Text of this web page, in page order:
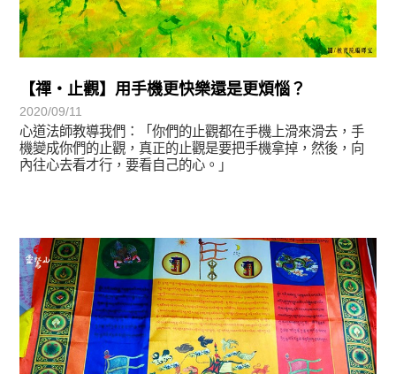
【禪‧止觀】用手機更快樂還是更煩惱？
2020/09/11
心道法師教導我們：「你們的止觀都在手機上滑來滑去，手
機變成你們的止觀，真正的止觀是要把手機拿掉，然後，向
內往心去看才行，要看自己的心。」
初轉法-阿含期